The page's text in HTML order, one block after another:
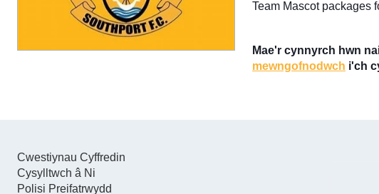
Team Mascot packages
Mae'r cynnyrch hwn
mewngofnodwch i'ch
Cwestiynau Cyffredin
Cysylltwch â Ni
Polisi Preifatrwydd